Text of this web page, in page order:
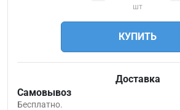
шт
КУПИТЬ
Доставка
Самовывоз
Бесплатно.